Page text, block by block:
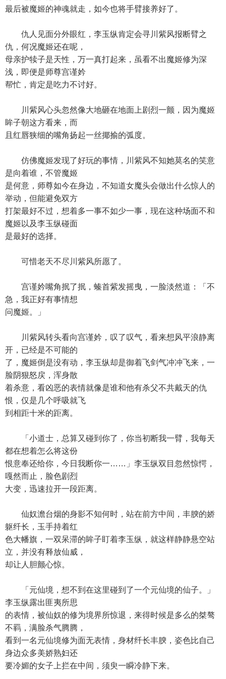
最后被魔姬的神魂就走，如今也将手臂接养好了。
仇人见面分外眼红，李玉纵肯定会寻川紫风报断臂之
仇，何况魔姬还在呢，
母亲护犊子是天性，万一真打起来，虽看不出魔姬修为深
浅，即便是师尊宫谨妗
帮忙，肯定是吃力不讨好。
川紫风心头忽然像大地砸在地面上剧烈一颤，因为魔姬
眸子朝这方看来，而
且红唇狭细的嘴角扬起一丝揶揄的弧度。
仿佛魔姬发现了好玩的事情，川紫风不知她莫名的笑意
是向着谁，不管魔姬
是何意，师尊如今在身边，不知道女魔头会做出什么惊人的
举动，但能避免双方
打架最好不过，想着多一事不如少一事，现在这种场面不和
魔姬以及李玉纵碰面
是最好的选择。
可惜老天不尽川紫风所愿了。
宫谨妗嘴角抿了抿，螓首紫发摇曳，一脸淡然道：「不
急，我正好有事情想
问魔姬。」
川紫风转头看向宫谨妗，叹了叹气，看来想风平浪静离
开，已经是不可能的
了，魔姬倒是没有动，李玉纵却是御着飞剑气冲冲飞来，一
脸阴狠怒戻，浑身散
着杀意，看凶恶的表情就像是谁和他有杀父不共戴天的仇
恨，仅是几个呼吸就飞
到相距十米的距离。
「小道士，总算又碰到你了，你当初断我一臂，我每天
都在想着怎么将这份
恨意奉还给你，今日我断你一……」李玉纵双目忽然惊愕，
嘎然而止，脸色剧烈
大变，迅速拉开一段距离。
仙奴澹台烟的身影不知何时，站在前方中间，丰腴的娇
躯纤长，玉手持着红
色大幡旗，一双呆滞的眸子盯着李玉纵，就这样静静悬空站
立，并没有释放仙威，
却让人胆颤心惊。
「元仙境，想不到在这里碰到了一个元仙境的仙子。」
李玉纵露出匪夷所思
的表情，被仙奴的修为境界所惊退，来得时候是多么的桀骜
不羁，满脸杀气腾腾，
看到一名元仙境修为面无表情，身材纤长丰腴，姿色比自己
身边众多美娇熟妇还
要冷媚的女子上拦在中间，须臾一瞬冷静下来。